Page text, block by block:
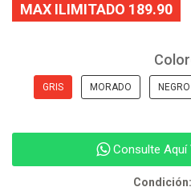
MAX ILIMITADO 189.90
GRIS MORADO
Consulte Aquí
Condición: